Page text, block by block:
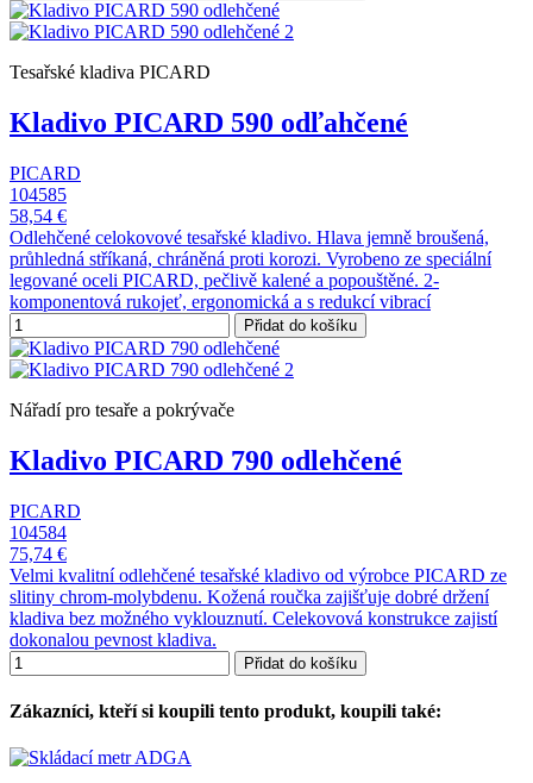
Tesařské kladiva PICARD
Kladivo PICARD 590 odľahčené
PICARD
104585
58,54 €
Odlehčené celokovové tesařské kladivo. Hlava jemně broušená,
průhledná stříkaná, chráněná proti korozi. Vyrobeno ze speciální
legované oceli PICARD, pečlivě kalené a popouštěné. 2-
komponentová rukojeť, ergonomická a s redukcí vibrací
Přidat do košíku
Nářadí pro tesaře a pokrývače
Kladivo PICARD 790 odlehčené
PICARD
104584
75,74 €
Velmi kvalitní odlehčené tesařské kladivo od výrobce PICARD ze
slitiny chrom-molybdenu. Kožená roučka zajišťuje dobré držení
kladiva bez možného vyklouznutí. Celekovová konstrukce zajistí
dokonalou pevnost kladiva.
Přidat do košíku
Zákazníci, kteří si koupili tento produkt, koupili také: